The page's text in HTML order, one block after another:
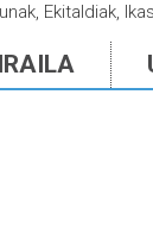
Ekitaldiak,
IRAILA